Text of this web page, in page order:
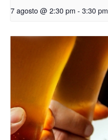
7 agosto @ 2:30 pm - 3:30 pm